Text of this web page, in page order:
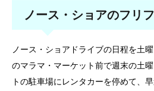
ノース・ショアのフリ
ノース・ショアドライブの日程を土
のマラマ・マーケット前で週末の土
トの駐車場にレンタカーを停めて、早